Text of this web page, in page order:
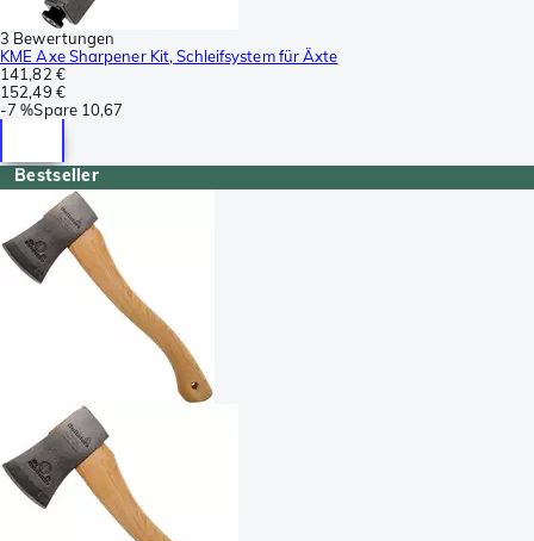
3 Bewertungen
KME Axe Sharpener Kit, Schleifsystem für Äxte
141,82 €
152,49 €
-7 %Spare 10,67
Bestseller